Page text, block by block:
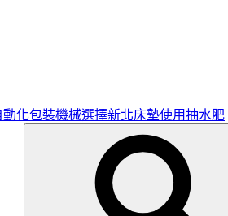
化包裝機械選擇新北床墊使用抽水肥